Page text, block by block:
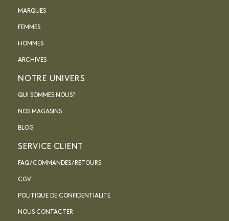
MARQUES
FEMMES
HOMMES
ARCHIVES
NOTRE UNIVERS
QUI SOMMES NOUS?
NOS MAGASINS
BLOG
SERVICE CLIENT
FAQ / COMMANDES / RETOURS
CGV
POLITIQUE DE CONFIDENTIALITÉ
NOUS CONTACTER